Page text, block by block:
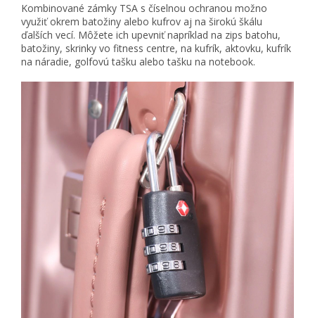
Kombinované zámky TSA s číselnou ochranou možno
využiť okrem batožiny alebo kufrov aj na širokú škálu
ďalších vecí. Môžete ich upevniť napríklad na zips batohu,
batožiny, skrinky vo fitness centre, na kufrík, aktovku, kufrík
na náradie, golfovú tašku alebo tašku na notebook.